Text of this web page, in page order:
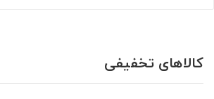
کالاهای تخفیفی